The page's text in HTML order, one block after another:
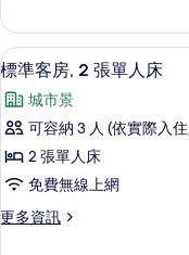
的
所
有
相
片
廊
的
詳
情
特
大
雙
人
床
(Technology)
的
所
客
房,
1
特
大
人
床
的
顯
示
標
準
客
房,
2
4
標準客房, 2 張單人床
城市景
可容納 3 人 (依實際入
2 張單人床
免費無線上網
更多資訊
更